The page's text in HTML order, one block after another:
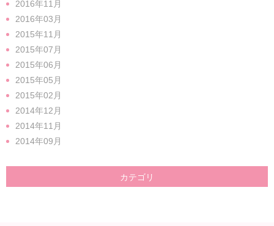
2016年11月
2016年03月
2015年11月
2015年07月
2015年06月
2015年05月
2015年02月
2014年12月
2014年11月
2014年09月
カテゴリ